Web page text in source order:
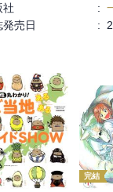
社 :
発売日 :
完結